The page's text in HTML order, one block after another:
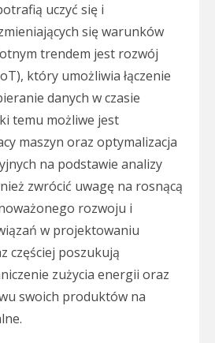
uczyć się i
się warunków
trendem jest rozwój
który umożliwia łączenie
danych w czasie
temu możliwe jest
maszyn oraz optymalizacja
na podstawie analizy
zwrócić uwagę na rosnącą
rozwoju i
w projektowaniu
częściej poszukują
zużycia energii oraz
swoich produktów na